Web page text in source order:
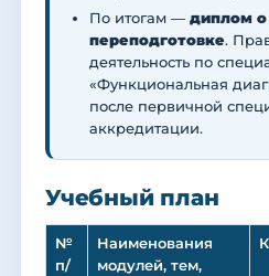
По итогам — диплом о
переподготовке.
деятельность по
«Функциональная
после первичной
аккредитации.
Учебный план
№
п/
Наименования
модулей, тем,